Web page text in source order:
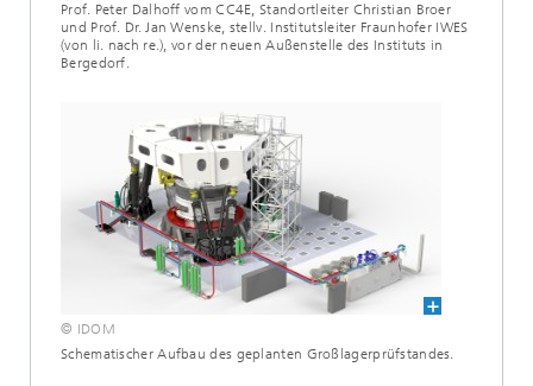
Prof. Peter Dalhoff vom CC4E, Standortleiter Christian Broer
und Prof. Dr. Jan Wenske, stellv. Institutsleiter Fraunhofer IWES
(von li. nach re.), vor der neuen Außenstelle des Instituts in
Bergedorf.
© IDOM
Schematischer Aufbau des geplanten Großlagerprüfstandes.